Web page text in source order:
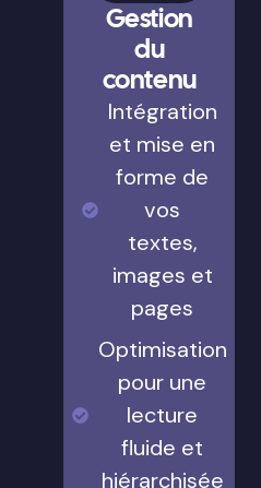
Gestion
du
contenu
Intégration
et mise en
forme de
vos
textes,
images et
pages
Optimisation
pour une
lecture
fluide et
hiérarchisée